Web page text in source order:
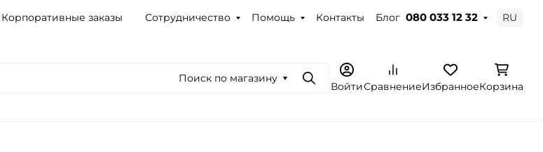
Корпоративные заказы Сотрудничество Помощь Контакты Блог 080 033 12 32 RU
Поиск по магазину
ПоискВойтиСравнениеИзбранноеКорзина